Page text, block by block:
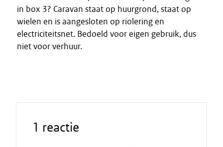
in box 3? Caravan staat op huurgrond, staat op
wielen en is aangesloten op riolering en
electriciteitsnet. Bedoeld voor eigen gebruik, dus
niet voor verhuur.
1 reactie